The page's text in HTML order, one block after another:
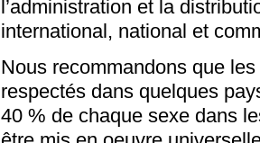
l’administration et la
international, national et
Nous recommandons que
respectés dans quelques
40 % de chaque sexe dans